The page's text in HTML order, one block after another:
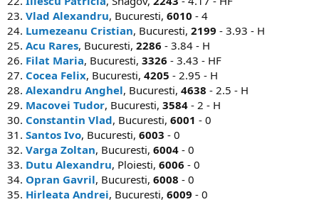
23. Vlad Alexandru, Bucuresti, 6010 - 4
24. Lumezeanu Cristian, Bucuresti, 2199 - 3.93 - H
25. Acu Rares, Bucuresti, 2286 - 3.84 - H
26. Filat Maria, Bucuresti, 3326 - 3.43 - HF
27. Cocea Felix, Bucuresti, 4205 - 2.95 - H
28. Alexandru Anghel, Bucuresti, 4638 - 2.5 - H
29. Macovei Tudor, Bucuresti, 3584 - 2 - H
30. Constantin Vlad, Bucuresti, 6001 - 0
31. Santos Ivo, Bucuresti, 6003 - 0
32. Varga Zoltan, Bucuresti, 6004 - 0
33. Dutu Alexandru, Ploiesti, 6006 - 0
34. Opran Gavril, Bucuresti, 6008 - 0
35. Hirleata Andrei, Bucuresti, 6009 - 0